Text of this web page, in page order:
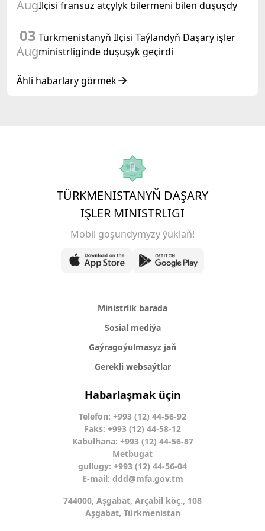
AugIlçisi fransuz atçylyk bilermeni bilen duşuşdy
03
Aug
Türkmenistanyň Ilçisi Taýlandyň Daşary işler
ministrliginde duşuşyk geçirdi
Ähli habarlary görmek
TÜRKMENISTANYŇ DAŞARY
IŞLER MINISTRLIGI
Mobil goşundymyzy ýükläň!
Ministrlik barada
Sosial mediýa
Gaýragoýulmasyz jaň
Gerekli websaýtlar
Habarlaşmak üçin
Telefon: +993 (12) 44-56-92
Faks: +993 (12) 44-58-12
Kabulhana: +993 (12) 44-56-87
Metbugat
gullugy: +993 (12) 44-56-04
E-mail: ddd@mfa.gov.tm
744000, Aşgabat, Arçabil köç., 108
Aşgabat, Türkmenistan